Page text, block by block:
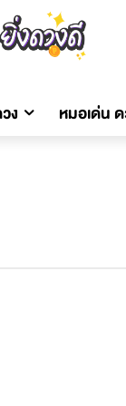
ง หมอเด่น